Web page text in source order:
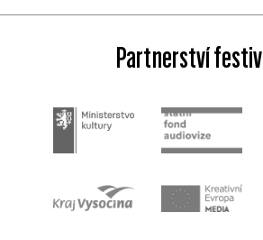
Partnerství